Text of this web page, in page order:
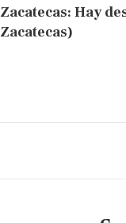
Zacatecas: Hay
Zacatecas)